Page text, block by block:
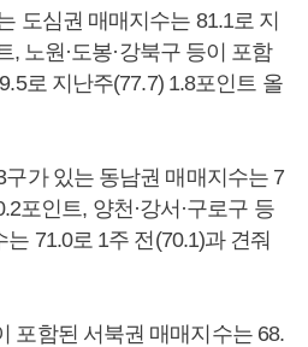
도심권 매매지수는 81.1로 지
, 노원·도봉·강북구 등이 포함
로 지난주(77.7) 1.8포인트 올
구가 있는 동남권 매매지수는 7
포인트, 양천·강서·구로구 등
71.0로 1주 전(70.1)과 견줘
포함된 서북권 매매지수는 68.